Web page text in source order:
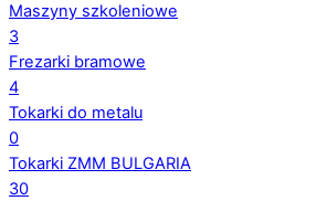
Maszyny szkoleniowe
3
Frezarki bramowe
4
Tokarki do metalu
0
Tokarki ZMM BULGARIA
30